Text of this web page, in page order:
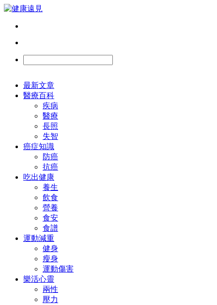
最新文章
醫療百科
疾病
醫療
長照
失智
癌症知識
防癌
抗癌
吃出健康
養生
飲食
營養
食安
食譜
運動減重
健身
瘦身
運動傷害
樂活心靈
兩性
壓力